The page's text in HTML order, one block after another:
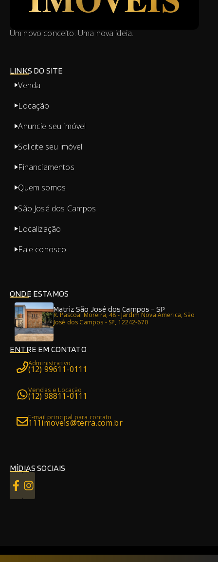
Um novo conceito. Uma nova ideia.
LINKS DO SITE
Venda
Locação
Anuncie seu imóvel
Solicite seu imóvel
Financiamentos
Quem somos
São José dos Campos
Localização
Fale conosco
ONDE ESTAMOS
Matriz São José dos Campos - SP
R. Pascoal Moreira, 48 - Jardim Nova America, São
José dos Campos - SP, 12242-670
ENTRE EM CONTATO
Administrativo
(12) 99611-0111
Vendas e Locação
(12) 98811-0111
E-mail principal para contato
111imoveis@terra.com.br
MÍDIAS SOCIAIS